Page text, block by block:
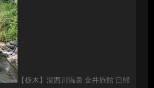
【栃木】湯西川温泉 金井旅館 日帰